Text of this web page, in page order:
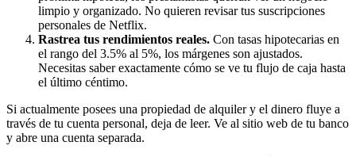
limpio y organizado. No quieren revisar tus suscripciones
personales de Netflix.
Rastrea tus rendimientos reales. Con tasas hipotecarias en
el rango del 3.5% al 5%, los márgenes son ajustados.
Necesitas saber exactamente cómo se ve tu flujo de caja hasta
el último céntimo.
Si actualmente posees una propiedad de alquiler y el dinero fluye a
través de tu cuenta personal, deja de leer. Ve al sitio web de tu banco
y abre una cuenta separada.